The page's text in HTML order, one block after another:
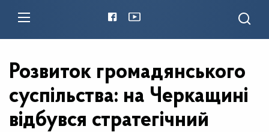
Розвиток громадянського
суспільства: на Черкащині
відбувся стратегічний